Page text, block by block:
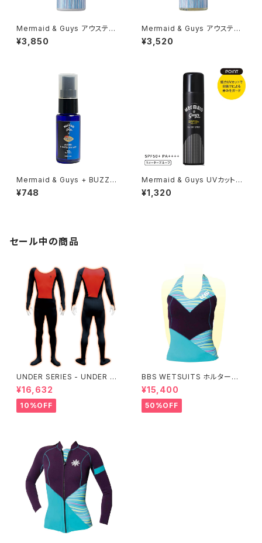
Mermaid & Guys アウステア
コンディショナー 500ml
¥3,850
Mermaid & Guys アウステア
シャンプー 500ml
¥3,520
Mermaid & Guys + BUZZZ
除菌スプレー 30ml
¥748
Mermaid & Guys UVカットス
プレー 100g
¥1,320
セール中の商品
UNDER SERIES - UNDER pe
rformance ALL+即暖
¥16,632
10%OFF
BBS WETSUITS ホルターネッ
クベスト 2mm【アウトレット】
¥15,400
50%OFF